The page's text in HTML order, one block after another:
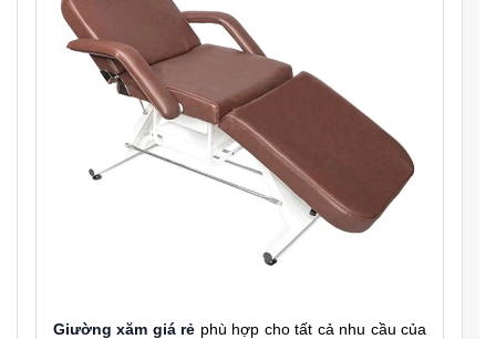
Giường xăm giá rẻ phù hợp cho tất cả nhu cầu của